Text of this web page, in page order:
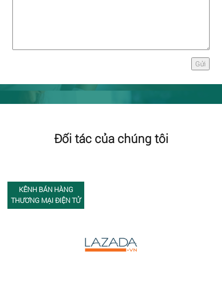
Đối tác của chúng tôi
KÊNH BÁN HÀNG
THƯƠNG MẠI ĐIỆN TỬ